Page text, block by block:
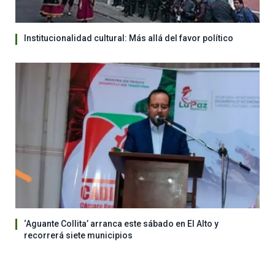
Institucionalidad cultural: Más allá del favor político
‘Aguante Collita’ arranca este sábado en El Alto y
recorrerá siete municipios